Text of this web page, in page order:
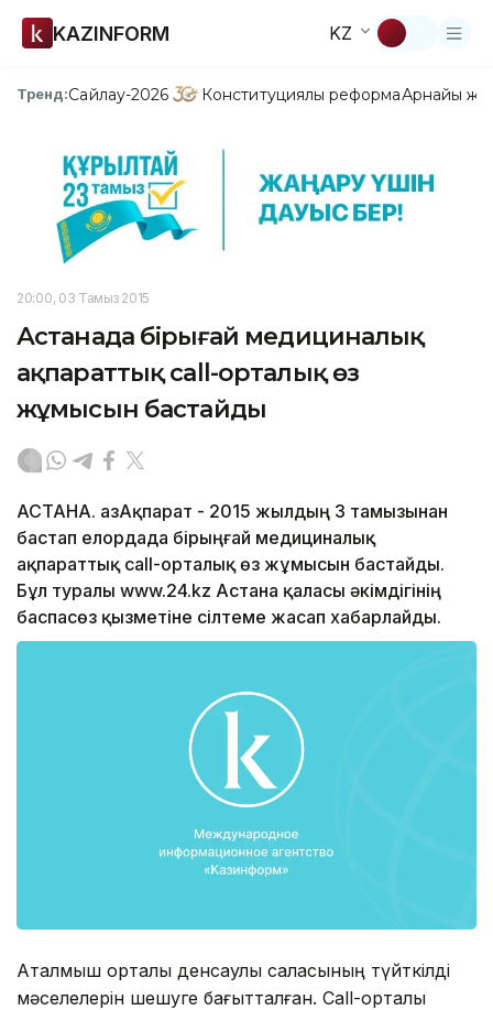
KAZINFORM KZ
Тренд:Сайлау-2026 Конституциялық реформаАрнайы
20:00, 03 Тамыз 2015
Астанада бірыңғай медициналық
ақпараттық сall-орталық өз
жұмысын бастайды
АСТАНА. ҚазАқпарат - 2015 жылдың 3 тамызынан
бастап елордада бірыңғай медициналық
ақпараттық сall-орталық өз жұмысын бастайды.
Бұл туралы www.24.kz Астана қаласы әкімдігінің
баспасөз қызметіне сілтеме жасап хабарлайды.
Аталмыш орталық денсаулық саласының түйткілді
мәселелерін шешуге бағытталған. Сall-орталық